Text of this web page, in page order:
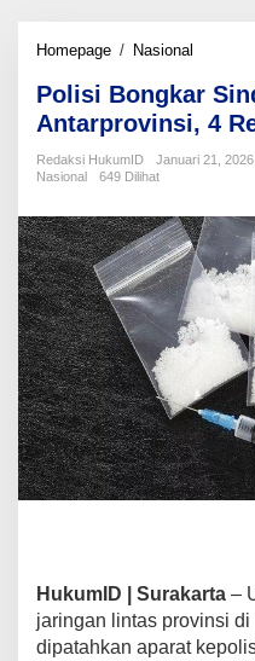
Homepage / Nasional
Sindikat
Narkoba
4
Polisi Bongkar
Antarprovinsi, 4
Redaksi HukumID
Januari 21, 2026
Nasional
649 Dilihat
HukumID | Surakarta –
jaringan lintas provinsi di
dipatahkan aparat